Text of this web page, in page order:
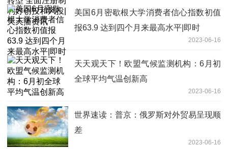
美国6月密歇根大学消费者信心指数初值
报63.9 达到四个月来最高水平|即时
2023-06-16
天天观天下！欧盟气候监测机构：6月初
全球平均气温创新高
2023-06-16
世界速读：普京：俄罗斯对外贸易呈现顺
差
2023-06-16